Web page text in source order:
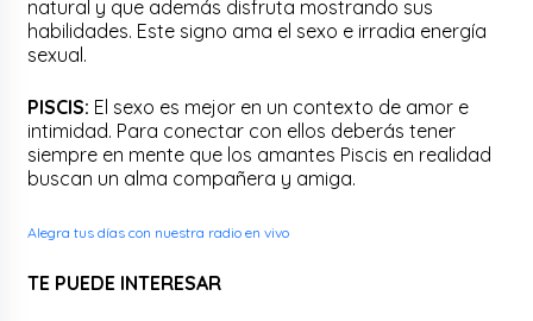
natural y que además disfruta mostrando sus
habilidades. Este signo ama el sexo e irradia energía
sexual.
PISCIS: El sexo es mejor en un contexto de amor e
intimidad. Para conectar con ellos deberás tener
siempre en mente que los amantes Piscis en realidad
buscan un alma compañera y amiga.
Alegra tus días con nuestra radio en vivo
TE PUEDE INTERESAR